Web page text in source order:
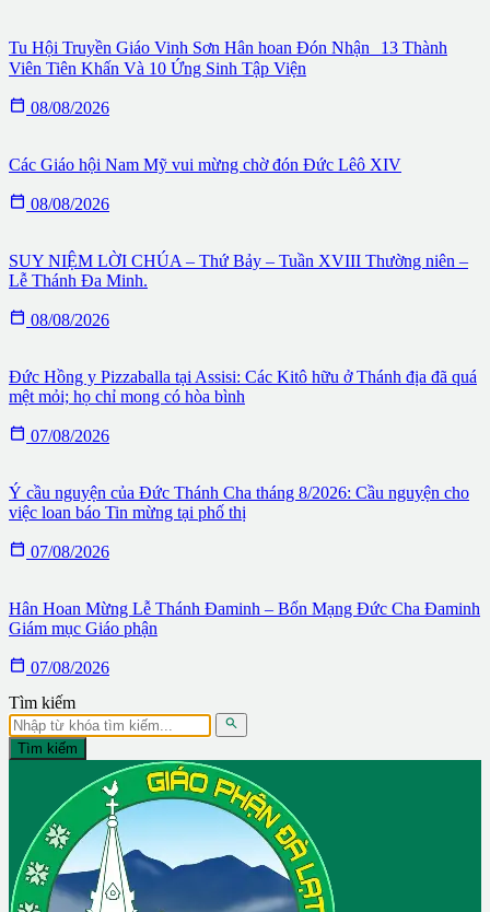
Tu Hội Truyền Giáo Vinh Sơn Hân hoan Đón Nhận 13 Thành
Viên Tiên Khấn Và 10 Ứng Sinh Tập Viện
 08/08/2026
Các Giáo hội Nam Mỹ vui mừng chờ đón Đức Lêô XIV
 08/08/2026
SUY NIỆM LỜI CHÚA – Thứ Bảy – Tuần XVIII Thường niên –
Lễ Thánh Đa Minh.
 08/08/2026
Đức Hồng y Pizzaballa tại Assisi: Các Kitô hữu ở Thánh địa đã quá
mệt mỏi; họ chỉ mong có hòa bình
 07/08/2026
Ý cầu nguyện của Đức Thánh Cha tháng 8/2026: Cầu nguyện cho
việc loan báo Tin mừng tại phố thị
 07/08/2026
Hân Hoan Mừng Lễ Thánh Đaminh – Bổn Mạng Đức Cha Đaminh
Giám mục Giáo phận
 07/08/2026
Tìm kiếm

Tìm kiếm